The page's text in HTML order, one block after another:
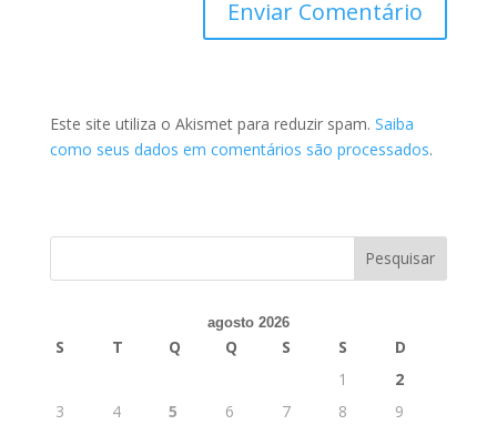
Este site utiliza o Akismet para reduzir spam. Saiba
como seus dados em comentários são processados.
agosto 2026
S T Q Q S S
D
1
2
3
4 5 6 7 8
9